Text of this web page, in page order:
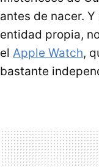
antes de nacer.
entidad propia,
el Apple Watch,
bastante